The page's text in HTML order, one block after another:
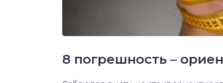
8 погрешность –